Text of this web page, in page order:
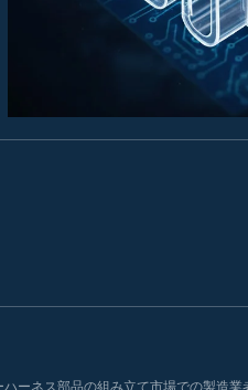
ーネス部品の組み立て市場での製造